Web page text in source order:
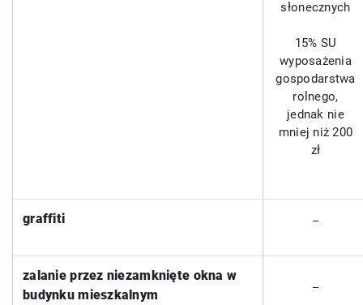
słonecznych
15% SU
wyposażenia
gospodarstwa
rolnego,
jednak nie
mniej niż 200
zł
graffiti –
zalanie przez niezamknięte okna w
budynku mieszkalnym
–